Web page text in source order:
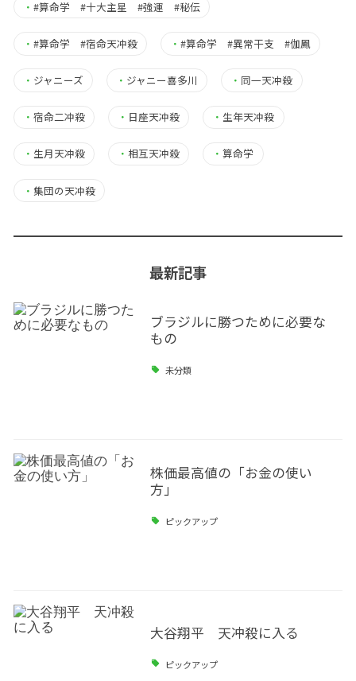
・ #算命学 #十大主星 #強運 #秘伝
・ #算命学 #宿命天冲殺 ・#算命学 #異常干支 #伽鳳
・ ジャニーズ ・ ジャニー喜多川 ・ 同一天冲殺
・ 宿命二冲殺 ・ 日座天冲殺 ・ 生年天冲殺
・ 生月天冲殺 ・相互天冲殺 ・算命学
・ 集団の天冲殺
最新記事
ブラジルに勝つために必要な
もの
未分類
株価最高値の「お金の使い
方」
ピックアップ
大谷翔平 天冲殺に入る
ピックアップ